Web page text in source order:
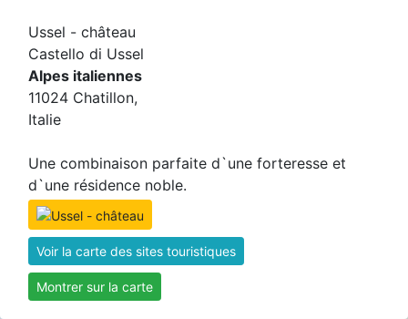
Ussel - château
Castello di Ussel
Alpes italiennes
11024 Chatillon,
Italie
Une combinaison parfaite d`une forteresse et
d`une résidence noble.
Voir la carte des sites touristiques
Montrer sur la carte